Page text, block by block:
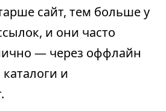
сайт, тем больше у
и они часто
— через оффлайн
и